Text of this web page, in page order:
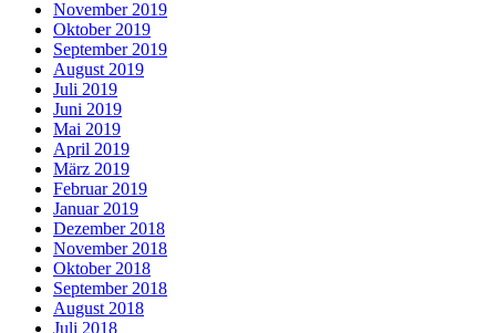
November 2019
Oktober 2019
September 2019
August 2019
Juli 2019
Juni 2019
Mai 2019
April 2019
März 2019
Februar 2019
Januar 2019
Dezember 2018
November 2018
Oktober 2018
September 2018
August 2018
Juli 2018